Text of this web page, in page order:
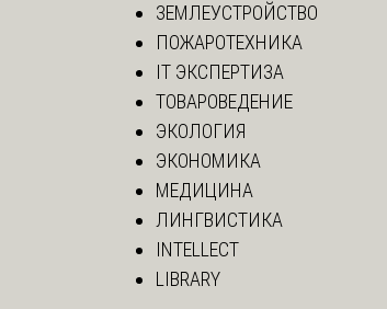
ЗЕМЛЕУСТРОЙСТВО
ПОЖАРОТЕХНИКА
IT ЭКСПЕРТИЗА
ТОВАРОВЕДЕНИЕ
ЭКОЛОГИЯ
ЭКОНОМИКА
МЕДИЦИНА
ЛИНГВИСТИКА
INTELLECT
LIBRARY